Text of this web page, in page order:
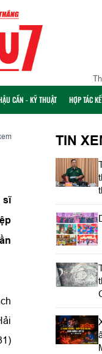
CẦN - KỸ THUẬT HỢP TÁC
sĩ
TIN